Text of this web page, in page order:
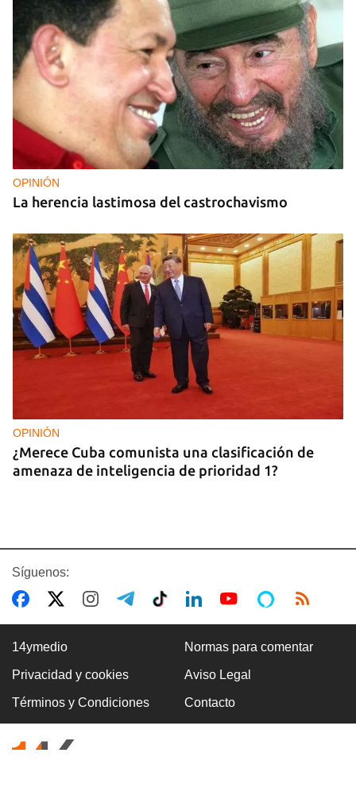
OPINIÓN
La herencia lastimosa del castrochavismo
OPINIÓN
¿Merece Cuba comunista una clasificación de
amenaza de inteligencia de prioridad 1?
ASALTOS
"Cuba entera es una boca de lobo"
Síguenos:
14ymedio Normas para comentar
Privacidad y cookies Aviso Legal
Términos y Condiciones Contacto